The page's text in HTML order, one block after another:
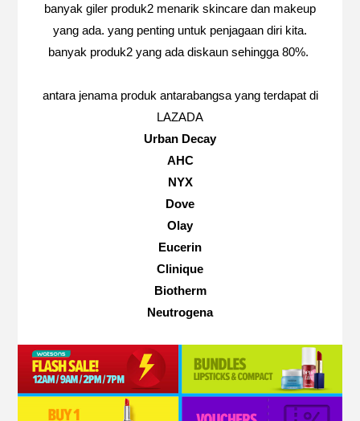
banyak giler produk2 menarik skincare dan makeup
yang ada. yang penting untuk penjagaan diri kita.
banyak produk2 yang ada diskaun sehingga 80%.
antara jenama produk antarabangsa yang terdapat di
LAZADA
Urban Decay
AHC
NYX
Dove
Olay
Eucerin
Clinique
Biotherm
Neutrogena